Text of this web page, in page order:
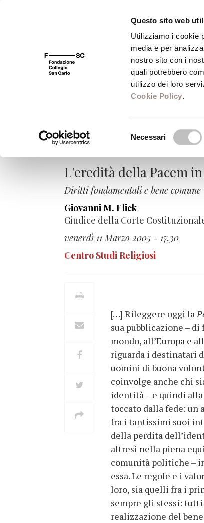
Questo sito web
Utilizziamo i cookie
media e per
nostro sito con i
quali potrebbero
utilizzo dei loro
Cookie Policy.
Necessari
FSC 400 Fondazione
Culture della
Le frontiere dell'Europa
L'eredità della Pacem
Diritti fondamentali e bene comune
Giovanni M. Flick
Giudice della Corte
venerdì 11 Marzo 2005 - 17.30
Centro Studi Religiosi
[…] Rileggere oggi la
sua pubblicazione –
mondo, all’Europa e
riguarda i destinatari
uomini di buona
coinvolge anche chi
identità – e quindi alla
toccato dalla fede: un
fra i tantissimi suoi
della perdita
altresì nella piena
comunità politiche –
essa. Le regole e i
loro, sia quelli fra i
sempre gli stessi:
realizzazione del